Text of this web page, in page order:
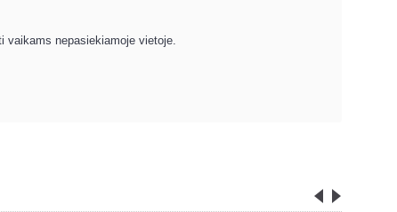
vaikams nepasiekiamoje vietoje.